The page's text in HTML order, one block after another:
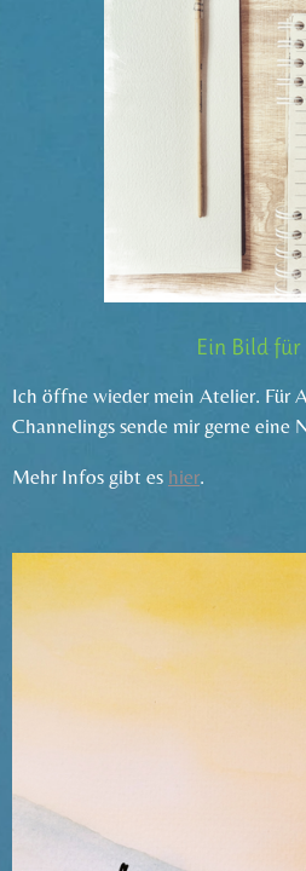
Ein Bild
Ich öffne wieder mein Atelier. Für
Channelings sende mir gerne eine
Mehr Infos gibt es hier.